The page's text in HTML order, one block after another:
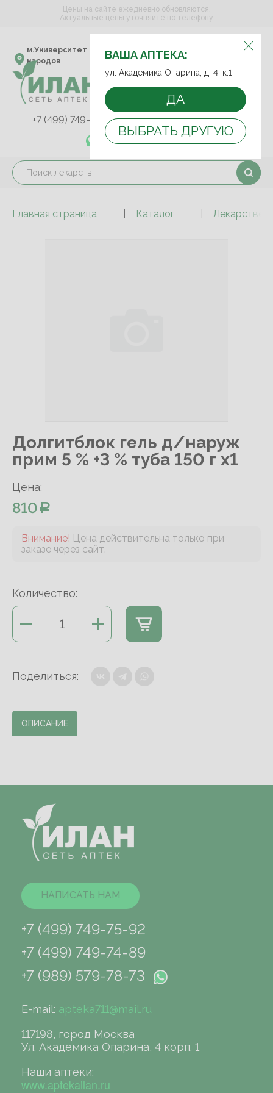
ВЫБЕРИТЕ АПТЕКУ:
м.Университет дружбы
народов
ул. Академика Опарина,
д. 4, к.1
ВАША АПТЕКА:
ул. Академика Опарина, д. 4, к.1
ДА
ВЫБРАТЬ ДРУГУЮ
Цены на сайте ежедневно обновляются.
Актуальные цены уточняйте по телефону
+7 (499) 749-75-92
+7 (499) 749-74-89
+7 (989) 579-78-73
Главная страница Каталог
Долгитблок гель д/наруж
прим 5 % +3 % туба 150 г х1
Цена:
810
Внимание! Цена действительна только при
заказе через сайт.
Количество:
Поделиться:
ОПИСАНИЕ
НАПИСАТЬ НАМ
+7 (499) 749-75-92
+7 (499) 749-74-89
+7 (989) 579-78-73
E-mail: apteka711@mail.ru
117198, город Москва
Ул. Академика Опарина, 4 корп. 1
Наши аптеки:
www.aptekailan.ru